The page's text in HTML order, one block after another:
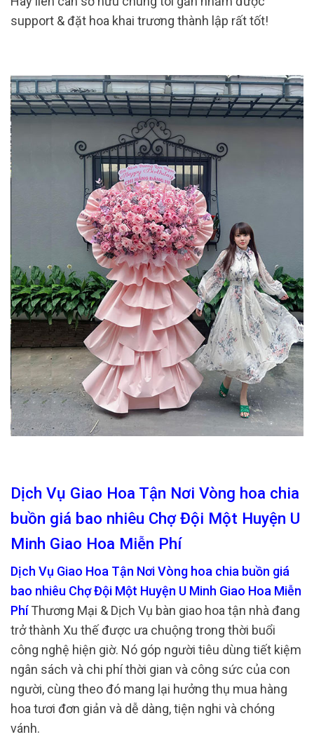
support & đặt hoa khai trương thành lập rất tốt!
Dịch Vụ Giao Hoa Tận Nơi Vòng hoa chia
buồn giá bao nhiêu Chợ Đội Một Huyện U
Minh Giao Hoa Miễn Phí
Dịch Vụ Giao Hoa Tận Nơi Vòng hoa chia buồn giá
bao nhiêu Chợ Đội Một Huyện U Minh Giao Hoa Miễn
PhíThương Mại & Dịch Vụ bàn giao hoa tận nhà đang
trở thành Xu thế được ưa chuộng trong thời buổi
công nghệ hiện giờ. Nó góp người tiêu dùng tiết kiệm
ngân sách và chi phí thời gian và công sức của con
người, cùng theo đó mang lại hưởng thụ mua hàng
hoa tươi đơn giản và dễ dàng, tiện nghi và chóng
vánh.